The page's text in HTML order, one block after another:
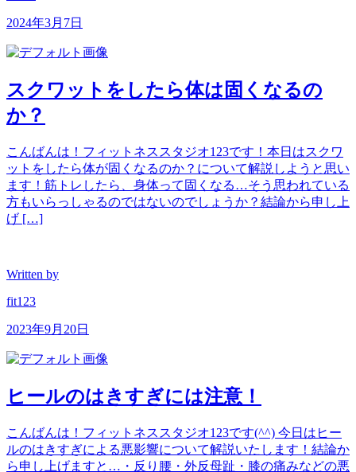
2024年3月7日
スクワットをしたら体は固くなるの
か？
こんばんは！フィットネススタジオ123です！本日はスクワ
ットをしたら体が固くなるのか？について解説しようと思い
ます！筋トレしたら、身体って固くなる…そう思われている
方もいらっしゃるのではないのでしょうか？結論から申し上
げ […]
Written by
fit123
2023年9月20日
ヒールのはきすぎには注意！
こんばんは！フィットネススタジオ123です(^^) 今日はヒー
ルのはきすぎによる悪影響について解説いたします！結論か
ら申し上げますと…・反り腰・外反母趾・膝の痛みなどの悪